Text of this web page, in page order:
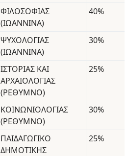
ΦΙΛΟΣΟΦΙΑΣ
(ΙΩΑΝΝΙΝΑ)
40%
ΨΥΧΟΛΟΓΙΑΣ
(ΙΩΑΝΝΙΝΑ)
30%
ΙΣΤΟΡΙΑΣ ΚΑΙ
ΑΡΧΑΙΟΛΟΓΙΑΣ
(ΡΕΘΥΜΝΟ)
25%
ΚΟΙΝΩΝΙΟΛΟΓΙΑΣ
(ΡΕΘΥΜΝΟ)
30%
ΠΑΙΔΑΓΩΓΙΚΟ
ΔΗΜΟΤΙΚΗΣ
25%